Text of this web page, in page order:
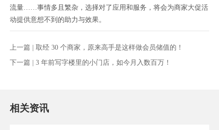
流量……事情多且繁杂，选择对了应用和服务，将会为商家大促活
动提供意想不到的助力与效果。
上一篇 | 取经 30 个商家，原来高手是这样做会员储值的！
下一篇 | 3 年前写字楼里的小门店，如今月入数百万！
相关资讯